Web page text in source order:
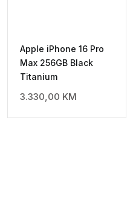
Apple iPhone 16 Pro
Max 256GB Black
Titanium
3.330,00 KM